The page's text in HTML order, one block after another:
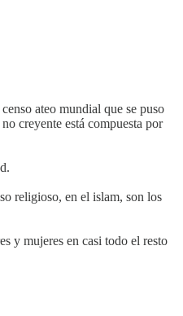
ateo mundial que se puso
creyente está compuesta por
religioso, en el islam, son los
y mujeres en casi todo el resto